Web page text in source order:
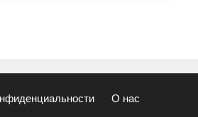
О нас